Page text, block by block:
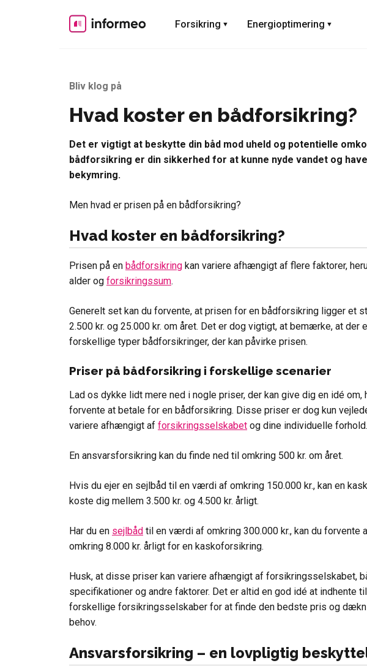
Forsikring Energioptimering
Bliv klog på
Hvad koster en bådforsikring?
Det er vigtigt at beskytte din båd mod uheld og potentielle
bådforsikring er din sikkerhed for at kunne nyde vandet og
bekymring.
Men hvad er prisen på en bådforsikring?
Hvad koster en bådforsikring?
Prisen på en bådforsikring kan variere afhængigt af flere faktorer,
alder og forsikringssum.
Generelt set kan du forvente, at prisen for en bådforsikring ligger et
2.500 kr. og 25.000 kr. om året. Det er dog vigtigt, at bemærke, at der
forskellige typer bådforsikringer, der kan påvirke prisen.
Priser på bådforsikring i forskellige scenarier
Lad os dykke lidt mere ned i nogle priser, der kan give dig en idé om,
forvente at betale for en bådforsikring. Disse priser er dog kun
variere afhængigt af forsikringsselskabet og dine individuelle forhold.
En ansvarsforsikring kan du finde ned til omkring 500 kr. om året.
Hvis du ejer en sejlbåd til en værdi af omkring 150.000 kr., kan en
koste dig mellem 3.500 kr. og 4.500 kr. årligt.
Har du en sejlbåd til en værdi af omkring 300.000 kr., kan du forvente
omkring 8.000 kr. årligt for en kaskoforsikring.
Husk, at disse priser kan variere afhængigt af forsikringsselskabet,
specifikationer og andre faktorer. Det er altid en god idé at indhente
forskellige forsikringsselskaber for at finde den bedste pris og
behov.
Ansvarsforsikring – en lovpligtig